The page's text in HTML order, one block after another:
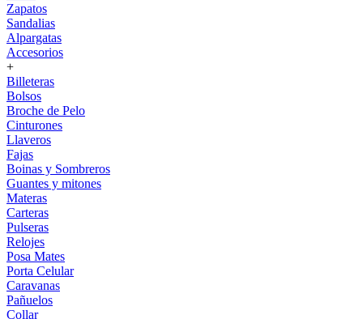
Zapatos
Sandalias
Alpargatas
Accesorios
+
Billeteras
Bolsos
Broche de Pelo
Cinturones
Llaveros
Fajas
Boinas y Sombreros
Guantes y mitones
Materas
Carteras
Pulseras
Relojes
Posa Mates
Porta Celular
Caravanas
Pañuelos
Collar